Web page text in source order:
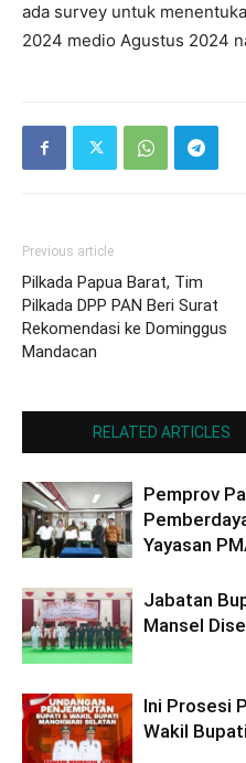
ada survey untuk
2024 medio Agustus 2024
Previous article
Pilkada Papua Barat, Tim
Pilkada DPP PAN Beri Surat
Rekomendasi ke Dominggus
Mandacan
RELATED ARTICLES
Pemprov
Yayasan
Jabatan
Mansel
Ini Prosesi
Wakil